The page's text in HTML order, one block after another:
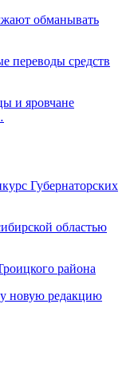
обманывать
переводы средств
и яровчане
Губернаторских
областью
района
новую редакцию